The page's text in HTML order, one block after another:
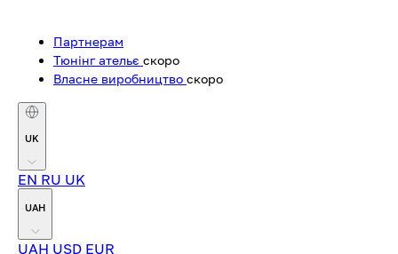
Партнерам
Тюнінг ательє скоро
Власне виробництво скоро
UK
EN RU UK
UAH
UAH USD EUR